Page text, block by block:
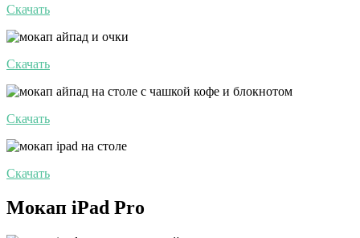
Скачать
Скачать
Скачать
Скачать
Мокап iPad Pro